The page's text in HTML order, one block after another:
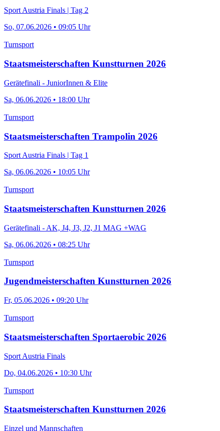
Sport Austria Finals | Tag 2
So, 07.06.2026 • 09:05 Uhr
Turnsport
Staatsmeisterschaften Kunstturnen 2026
Gerätefinali - JuniorInnen & Elite
Sa, 06.06.2026 • 18:00 Uhr
Turnsport
Staatsmeisterschaften Trampolin 2026
Sport Austria Finals | Tag 1
Sa, 06.06.2026 • 10:05 Uhr
Turnsport
Staatsmeisterschaften Kunstturnen 2026
Gerätefinali - AK, J4, J3, J2, J1 MAG +WAG
Sa, 06.06.2026 • 08:25 Uhr
Turnsport
Jugendmeisterschaften Kunstturnen 2026
Fr, 05.06.2026 • 09:20 Uhr
Turnsport
Staatsmeisterschaften Sportaerobic 2026
Sport Austria Finals
Do, 04.06.2026 • 10:30 Uhr
Turnsport
Staatsmeisterschaften Kunstturnen 2026
Einzel und Mannschaften